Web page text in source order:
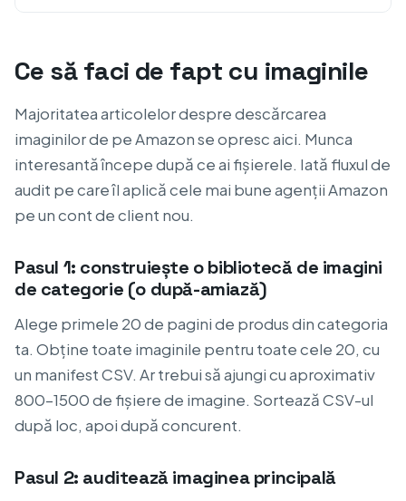
Ce să faci de fapt cu imaginile
Majoritatea articolelor despre descărcarea
imaginilor de pe Amazon se opresc aici. Munca
interesantă începe după ce ai fișierele. Iată fluxul de
audit pe care îl aplică cele mai bune agenții Amazon
pe un cont de client nou.
Pasul 1: construiește o bibliotecă de imagini
de categorie (o după-amiază)
Alege primele 20 de pagini de produs din categoria
ta. Obține toate imaginile pentru toate cele 20, cu
un manifest CSV. Ar trebui să ajungi cu aproximativ
800–1500 de fișiere de imagine. Sortează CSV-ul
după loc, apoi după concurent.
Pasul 2: auditează imaginea principală